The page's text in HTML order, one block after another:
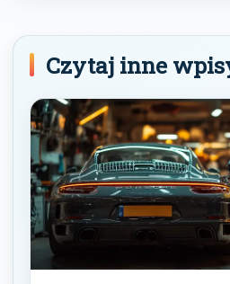
Czytaj inne